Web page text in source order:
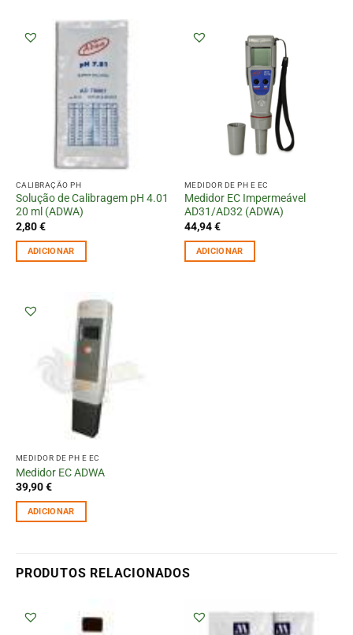
CALIBRAÇÃO PH
Solução de Calibragem pH 4.01
20 ml (ADWA)
2,80€
ADICIONAR
MEDIDOR DE PH E EC
Medidor EC Impermeável
AD31/AD32 (ADWA)
44,94€
ADICIONAR
MEDIDOR DE PH E EC
Medidor EC ADWA
39,90€
ADICIONAR
PRODUTOS RELACIONADOS